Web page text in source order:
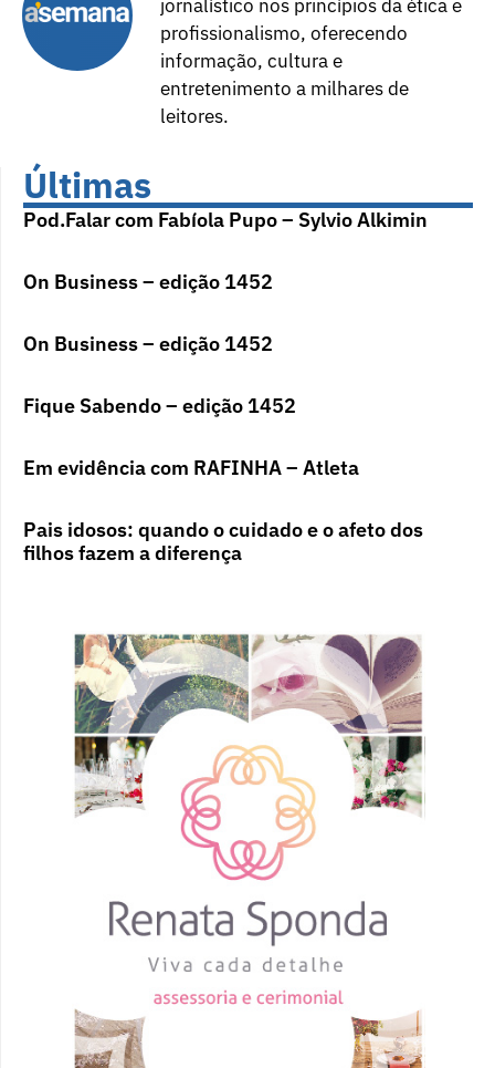
jornalístico nos princípios da ética e
profissionalismo, oferecendo
informação, cultura e
entretenimento a milhares de
leitores.
Últimas
Pod.Falar com Fabíola Pupo – Sylvio Alkimin
On Business – edição 1452
On Business – edição 1452
Fique Sabendo – edição 1452
Em evidência com RAFINHA – Atleta
Pais idosos: quando o cuidado e o afeto dos
filhos fazem a diferença